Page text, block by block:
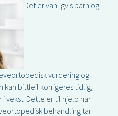
Det er vanligvis barn og
vurdering og
kan bittfeil korrigeres tidlig,
i vekst. Dette er til hjelp når
behandling tar